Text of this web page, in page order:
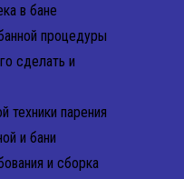
в бане
процедуры
сделать и
техники парения
и бани
и сборка